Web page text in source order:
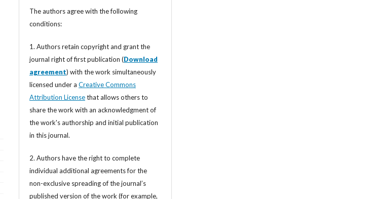
The authors agree with the following
conditions:
1. Authors retain copyright and grant the
journal right of first publication (Download
agreement) with the work simultaneously
licensed under a Creative Commons
Attribution Licensethat allows others to
share the work with an acknowledgment of
the work's authorship and initial publication
in this journal.
2. Authors have the right to complete
individual additional agreements for the
non-exclusive spreading of the journal’s
published version of the work (for example,